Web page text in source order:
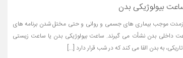
بیولوژیکی بدن
موجب بیماری های جسمی و روانی و حتی مختل شدن برنامه های
داخلی بدن نشأت می گیرند. ساعت بیولوژیکی بدن یا ساعت زیستی